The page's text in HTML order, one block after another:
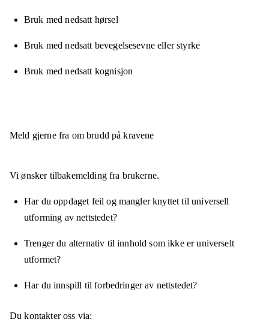
Bruk med nedsatt hørsel
Bruk med nedsatt bevegelsesevne eller styrke
Bruk med nedsatt kognisjon
Meld gjerne fra om brudd på kravene
Vi ønsker tilbakemelding fra brukerne.
Har du oppdaget feil og mangler knyttet til universell
utforming av nettstedet?
Trenger du alternativ til innhold som ikke er universelt
utformet?
Har du innspill til forbedringer av nettstedet?
Du kontakter oss via: